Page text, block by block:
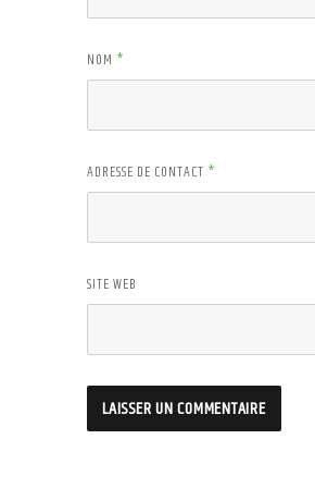
NOM *
ADRESSE DE CONTACT *
SITE WEB